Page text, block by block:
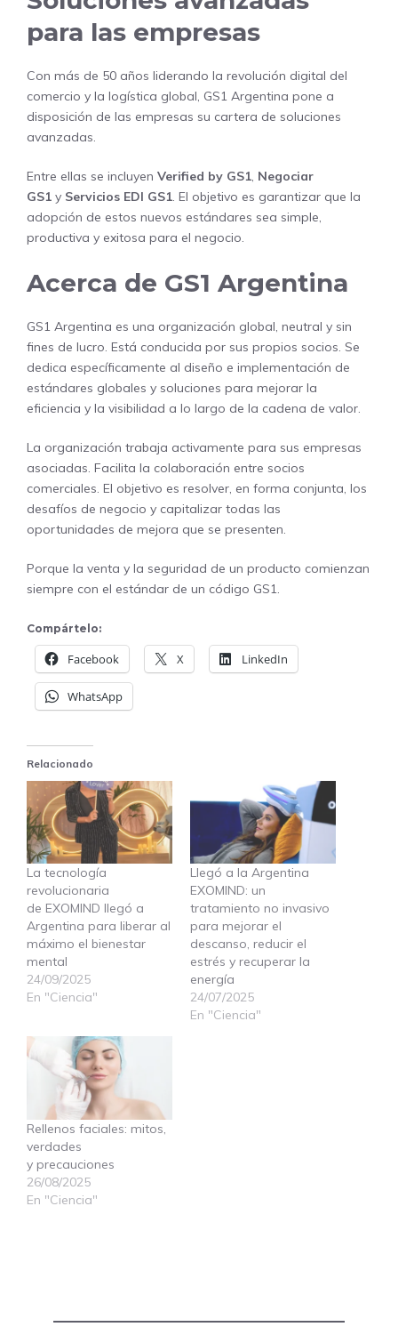
para las empresas
Con más de 50 años liderando la revolución digital del
comercio y la logística global, GS1 Argentina pone a
disposición de las empresas su cartera de soluciones
avanzadas.
Entre ellas se incluyen Verified by GS1, Negociar
GS1 y Servicios EDI GS1. El objetivo es garantizar que la
adopción de estos nuevos estándares sea simple,
productiva y exitosa para el negocio.
Acerca de GS1 Argentina
GS1 Argentina es una organización global, neutral y sin
fines de lucro. Está conducida por sus propios socios. Se
dedica específicamente al diseño e implementación de
estándares globales y soluciones para mejorar la
eficiencia y la visibilidad a lo largo de la cadena de valor.
La organización trabaja activamente para sus empresas
asociadas. Facilita la colaboración entre socios
comerciales. El objetivo es resolver, en forma conjunta, los
desafíos de negocio y capitalizar todas las
oportunidades de mejora que se presenten.
Porque la venta y la seguridad de un producto comienzan
siempre con el estándar de un código GS1.
Compártelo:
Facebook X LinkedIn
WhatsApp
Relacionado
La tecnología
revolucionaria
de EXOMIND llegó a
Argentina para liberar al
máximo el bienestar
mental
24/09/2025
En "Ciencia"
Llegó a la Argentina
EXOMIND: un
tratamiento no invasivo
para mejorar el
descanso, reducir el
estrés y recuperar la
energía
24/07/2025
En "Ciencia"
Rellenos faciales: mitos,
verdades
y precauciones
26/08/2025
En "Ciencia"